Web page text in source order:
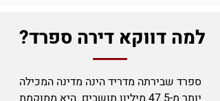
למה דווקא דירה ספרד?
ספרד שבירתה מדריד הינה מדינה המכילה